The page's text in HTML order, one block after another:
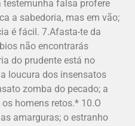
testemunha falsa profere
a sabedoria, mas em vão;
é fácil. 7.Afasta-te da
não encontrarás
do prudente está no
loucura dos insensatos
zomba do pecado; a
homens retos.* 10.O
amarguras; o estranho